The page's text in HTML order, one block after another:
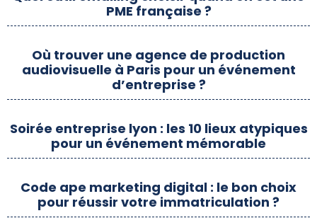
PME française ?
Où trouver une agence de production
audiovisuelle à Paris pour un événement
d’entreprise ?
Soirée entreprise lyon : les 10 lieux atypiques
pour un événement mémorable
Code ape marketing digital : le bon choix
pour réussir votre immatriculation ?